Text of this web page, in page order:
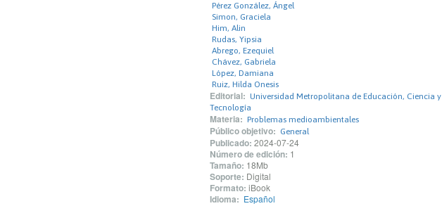
Pérez González, Ángel
Simon, Graciela
Him, Alin
Rudas, Yipsia
Abrego, Ezequiel
Chávez, Gabriela
López, Damiana
Ruiz, Hilda Onesis
Editorial: Universidad Metropolitana de Educación, Ciencia y
Tecnología
Materia: Problemas medioambientales
Público objetivo: General
Publicado: 2024-07-24
Número de edición: 1
Tamaño: 18Mb
Soporte: Digital
Formato: iBook
Idioma: Español